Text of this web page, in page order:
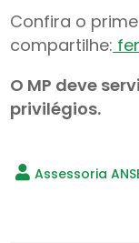
Confira o
compartilhe:
O MP deve
privilégios.